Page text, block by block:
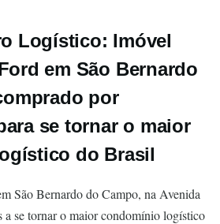
Logístico: Imóvel
em São Bernardo
por
se tornar o maior
do Brasil
São Bernardo do Campo, na Avenida
a se tornar o maior condomínio logístico